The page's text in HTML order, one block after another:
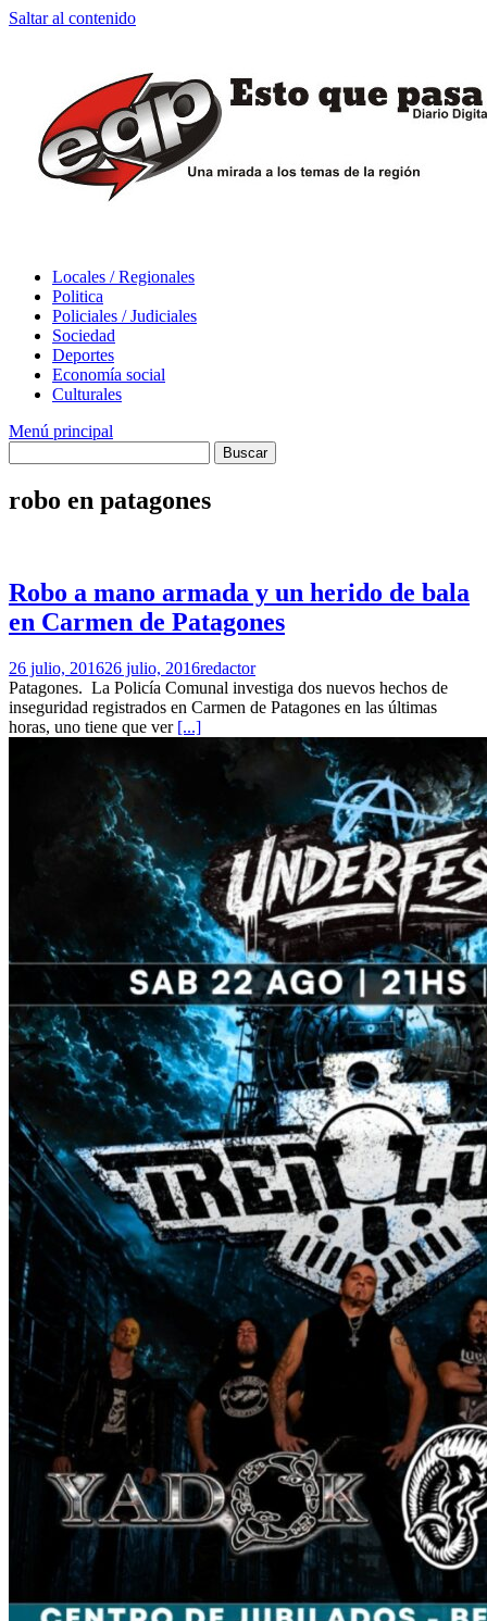
Saltar al contenido
Locales / Regionales
Politica
Policiales / Judiciales
Sociedad
Deportes
Economía social
Culturales
Menú principal
robo en patagones
Robo a mano armada y un herido de bala
en Carmen de Patagones
26 julio, 201626 julio, 2016redactor
Patagones. La Policía Comunal investiga dos nuevos hechos de
inseguridad registrados en Carmen de Patagones en las últimas
horas, uno tiene que ver [...]